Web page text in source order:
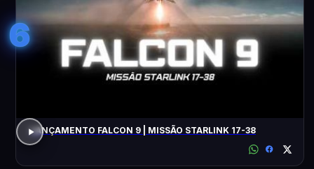
6
LANÇAMENTO FALCON 9 | MISSÃO STARLINK 17-38